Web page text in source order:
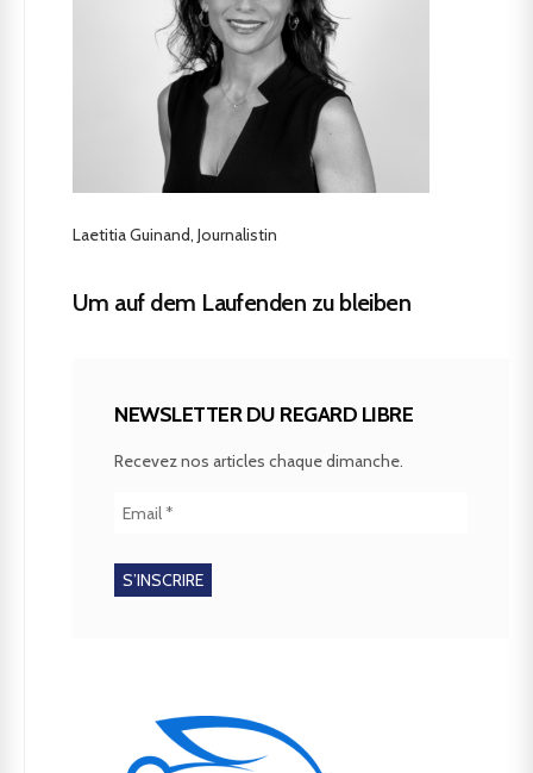
Laetitia Guinand, Journalistin
Um auf dem Laufenden zu bleiben
NEWSLETTER DU REGARD LIBRE
Recevez nos articles chaque dimanche.